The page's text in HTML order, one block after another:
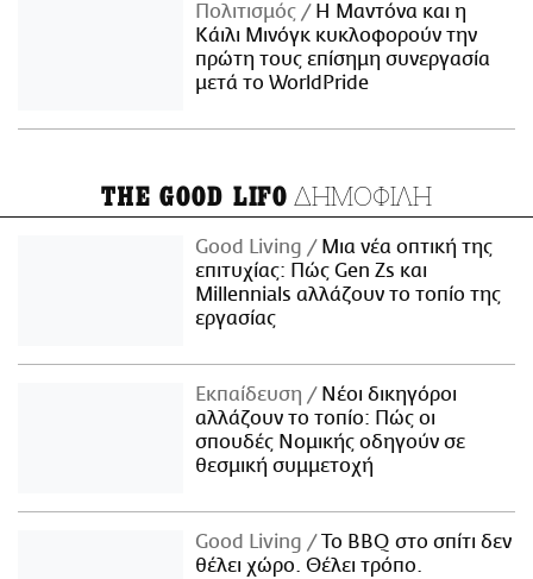
Πολιτισμός
Η Μαντόνα και η
Κάιλι Μινόγκ κυκλοφορούν την
πρώτη τους επίσημη συνεργασία
μετά το WorldPride
THE GOOD LIFO ΔΗΜΟΦΙΛΗ
Good Living
Μια νέα οπτική της
επιτυχίας: Πώς Gen Zs και
Millennials αλλάζουν το τοπίο της
εργασίας
Εκπαίδευση
Νέοι δικηγόροι
αλλάζουν το τοπίο: Πώς οι
σπουδές Νομικής οδηγούν σε
θεσμική συμμετοχή
Good Living
Το BBQ στο σπίτι δεν
θέλει χώρο. Θέλει τρόπο.